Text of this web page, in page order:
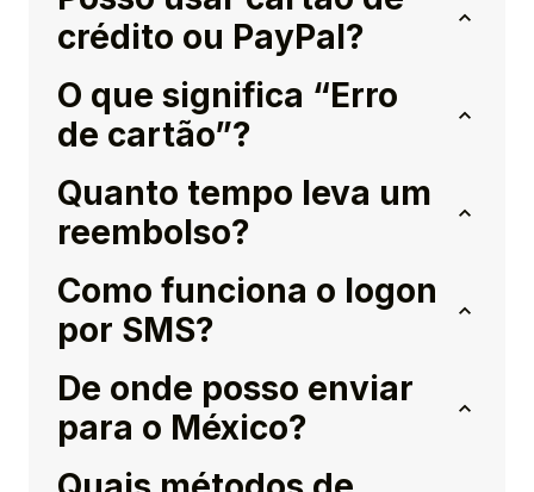
crédito ou PayPal?
O que significa “Erro
de cartão”?
Quanto tempo leva um
reembolso?
Como funciona o logon
por SMS?
De onde posso enviar
para o México?